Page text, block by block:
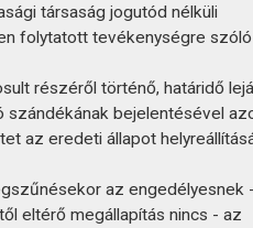
társaság jogutód nélküli
folytatott tevékenységre szóló
részéről történő, határidő
szándékának bejelentésével
az eredeti állapot
az engedélyesnek
eltérő megállapítás nincs - az